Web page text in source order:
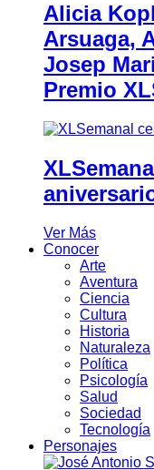
Alicia
Arsuaga,
Josep
Premio
Ver Más
Conocer
Arte
Aventura
Ciencia
Cultura
Historia
Naturaleza
Política
Psicología
Salud
Sociedad
Tecnología
Personajes